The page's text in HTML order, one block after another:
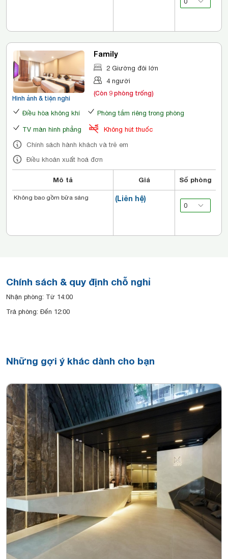
Hình ảnh & tiện nghi
Family
2 Giường đôi lớn
4 người
(Còn 9 phòng trống)
Điều hòa không khí Phòng tắm riêng trong phòng
TV màn hình phẳng
Không hút thuốc
Chính sách hành khách và trẻ em
Điều khoản xuất hoá đơn
Mô tả Giá Số phòng
(Liên hệ)
Không bao gồm bữa sáng
Chính sách & quy định chỗ nghỉ
Nhận phòng: Từ 14:00
Trả phòng: Đến 12:00
Những gợi ý khác dành cho bạn